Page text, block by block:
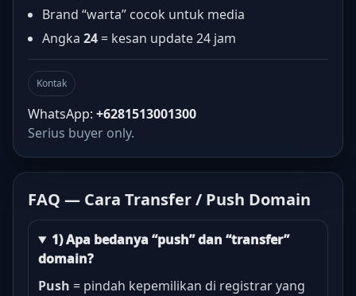
Brand “warta” cocok untuk media
Angka 24 = kesan update 24 jam
Kontak
WhatsApp: +6281513001300
Serius buyer only.
FAQ — Cara Transfer / Push Domain
1) Apa bedanya “push” dan “transfer”
domain?
Push = pindah kepemilikan di registrar yang